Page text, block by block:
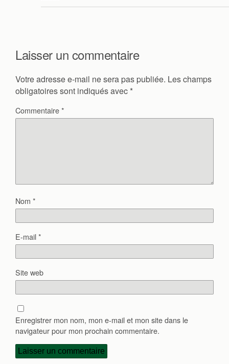
Laisser un commentaire
Votre adresse e-mail ne sera pas publiée. Les champs
obligatoires sont indiqués avec *
Commentaire*
Nom *
E-mail*
Site web
Enregistrer mon nom, mon e-mail et mon site dans le
navigateur pour mon prochain commentaire.